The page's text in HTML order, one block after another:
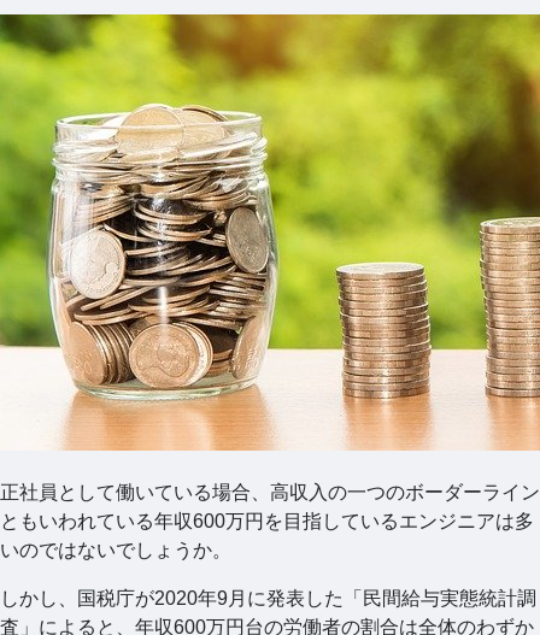
正社員として働いている場合、高収入の一つのボーダーライン
ともいわれている年収600万円を目指しているエンジニアは多
いのではないでしょうか。
しかし、国税庁が2020年9月に発表した「民間給与実態統計調
査」によると、年収600万円台の労働者の割合は全体のわずか